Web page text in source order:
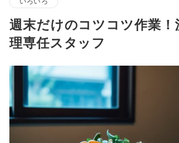
週末だけのコツコツ作業！
理専任スタッフ